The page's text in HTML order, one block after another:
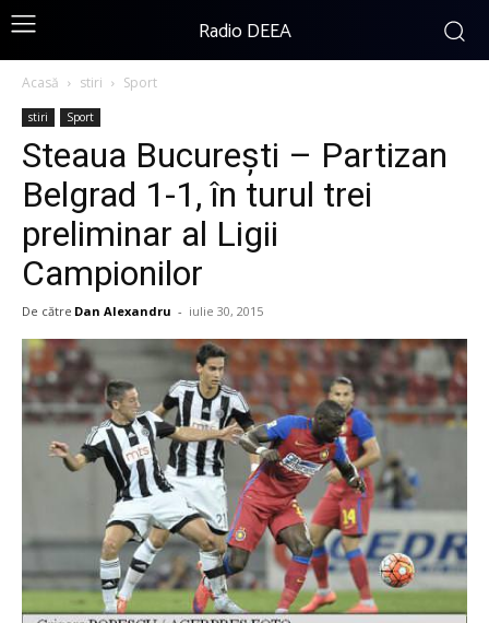
Radio DEEA
Acasă stiri Sport
stiri Sport
Steaua București – Partizan
Belgrad 1-1, în turul trei
preliminar al Ligii
Campionilor
De către Dan Alexandru - iulie 30, 2015